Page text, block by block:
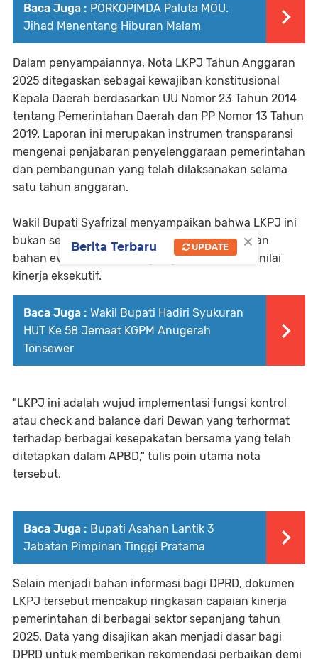
Baca Juga : PORKOPIMDA Paluta MOU.
Jihad Menentang Hiburan Malam
Dalam penyampaiannya, Nota LKPJ Tahun Anggaran
2025 ditegaskan sebagai kewajiban konstitusional
Kepala Daerah berdasarkan UU Nomor 23 Tahun 2014
tentang Pemerintahan Daerah dan PP Nomor 13 Tahun
2019. Laporan ini merupakan instrumen transparansi
mengenai penjabaran penyelenggaraan pemerintahan
dan pembangunan yang telah dilaksanakan selama
satu tahun anggaran.
Wakil Bupati Syafrizal menyampaikan bahwa LKPJ ini
bukan sekadar rutinitas administratif, melainkan
bahan evaluasi krusial bagi legislatif untuk menilai
kinerja eksekutif.
Baca Juga : Wakil Bupati Hadiri Syukuran
HUT Ke 58 Jemaat KGPM Anugerah
Tonsewer
"LKPJ ini adalah wujud implementasi fungsi kontrol
atau check and balance dari Dewan yang terhormat
terhadap berbagai kesepakatan bersama yang telah
ditetapkan dalam APBD," tulis poin utama nota
tersebut.
Baca Juga : Bupati Asahan Lantik 3
Jabatan Pimpinan Tinggi Pratama
Selain menjadi bahan informasi bagi DPRD, dokumen
LKPJ tersebut mencakup ringkasan capaian kinerja
pemerintahan di berbagai sektor sepanjang tahun
2025. Data yang disajikan akan menjadi dasar bagi
DPRD untuk memberikan rekomendasi perbaikan demi
×
Berita Terbaru UPDATE